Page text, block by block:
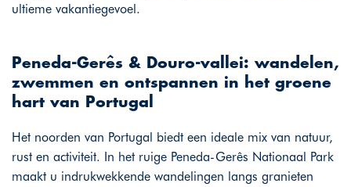
ultieme vakantiegevoel.
Peneda-Gerês & Douro-vallei: wandelen,
zwemmen en ontspannen in het groene
hart van Portugal
Het noorden van Portugal biedt een ideale mix van natuur,
rust en activiteit. In het ruige Peneda-Gerês Nationaal Park
maakt u indrukwekkende wandelingen langs granieten